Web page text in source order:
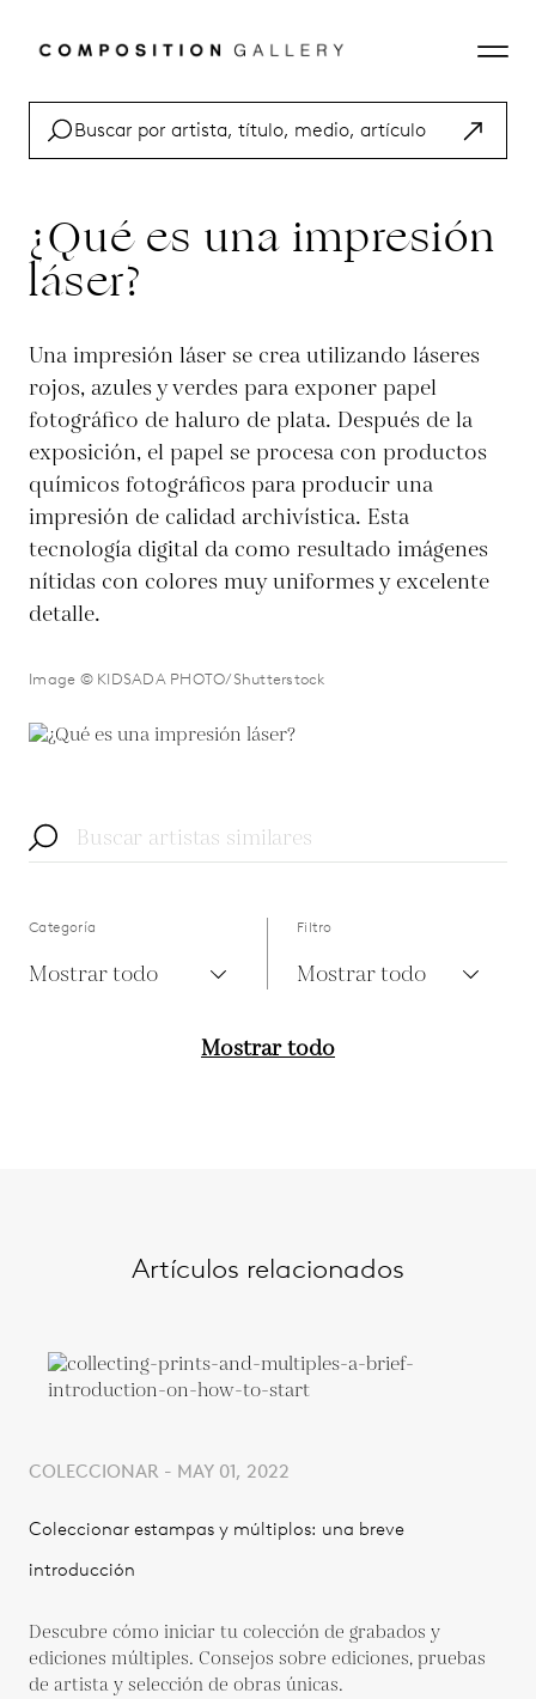
¿Qué es una impresión
láser?
Una impresión láser se crea utilizando láseres
rojos, azules y verdes para exponer papel
fotográfico de haluro de plata. Después de la
exposición, el papel se procesa con productos
químicos fotográficos para producir una
impresión de calidad archivística. Esta
tecnología digital da como resultado imágenes
nítidas con colores muy uniformes y excelente
detalle.
Image © KIDSADA PHOTO/Shutterstock
Categoría
Mostrar todo
Filtro
Mostrar todo
Mostrar todo
Artículos relacionados
COLECCIONAR - MAY 01, 2022
Coleccionar estampas y múltiplos: una breve
introducción
Descubre cómo iniciar tu colección de grabados y
ediciones múltiples. Consejos sobre ediciones, pruebas
de artista y selección de obras únicas.